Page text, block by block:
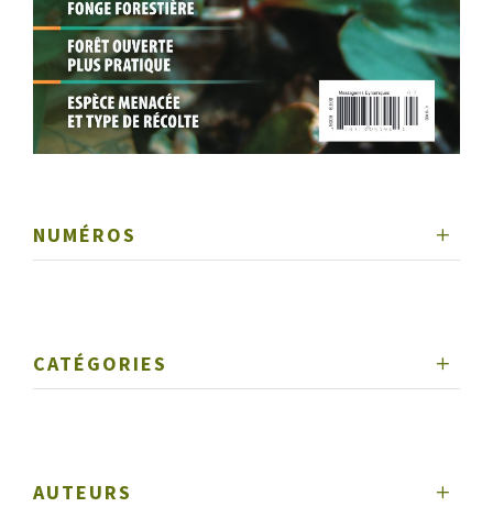
NUMÉROS
CATÉGORIES
AUTEURS